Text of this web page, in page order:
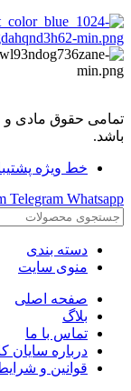
تمامی حقوق مادی و
باشد.
خط ویژه پشتیبانی :
Telegram Whatsapp
دسته بندی
منوی سایت
صفحه اصلی
بلاگ
تماس با ما
درباره سایان
قوانین و